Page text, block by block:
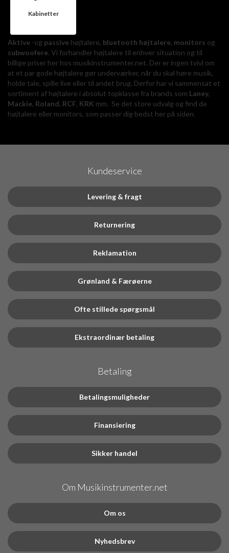
Kabinetter
Aktive -og passive højtalere, bluetooth højtalere, monitors og
subwoofere. Vi forhandler højtalere til enhver situation og til
billige priser her hos musikinstrumenter.net. Der er ingen tvivl om
at et par gode højtalere gør underværker, når du skal høre musik,
holde tale, spille live eller til andet brug. Derfor har vi sammensat et
sortiment af højtalere i absolut topklasse fra brands som Laney,
Mackie, Roland, RCF, KRK mm. Se det store udvalg og find de
højtalere eller monitors, som passer dig bedst her på siden.
Kundeservice
Levering & fragt
Returnering
Reklamation
Grønland & Færøerne
Ofte stillede spørgsmål
Ekstraordinær betaling
Betaling
Betalingsmuligheder
Finansiering
Sikker handel
Om Musikinstrumenter.net
Om os
Nyhedsbrev